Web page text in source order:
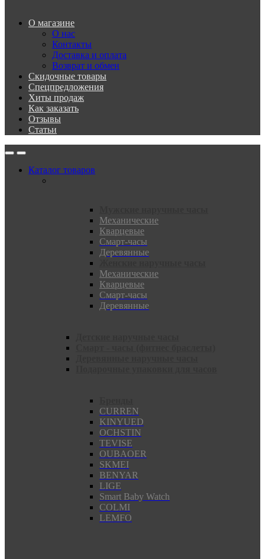
О магазине
О нас
Контакты
Доставка и оплата
Возврат и обмен
Скидочные товары
Спецпредложения
Хиты продаж
Как заказать
Отзывы
Статьи
Каталог товаров
Механические
Кварцевые
Смарт-часы
Деревянные
Механические
Кварцевые
Смарт-часы
Деревянные
CURREN
KINYUED
OCHSTIN
TEVISE
OUBAOER
SKMEI
BENYAR
LIGE
Smart Baby Watch
COLMI
LEMFO